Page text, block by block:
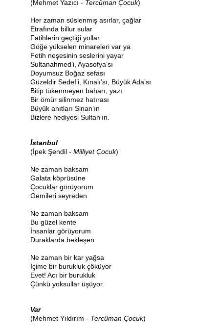
(Mehmet Yazıcı - Tercüman Çocuk)
Her zaman süslenmiş asırlar, çağlar
Etrafında billur sular
Fatihlerin geçtiği yollar
Göğe yükselen minareleri var ya
Fetih neşesinin seslerini yayar
Sultanahmed’i, Ayasofya’sı
Doyumsuz Boğaz sefası
Güzeldir Sedef’i, Kınalı’sı, Büyük Ada’sı
Bitip tükenmeyen baharı, yazı
Bir ömür silinmez hatırası
Büyük anıtları Sinan’ın
Bizlere hediyesi Sultan’ın.
İstanbul
(İpek Şendil - Milliyet Çocuk)
Ne zaman baksam
Galata köprüsüne
Çocuklar görüyorum
Gemileri seyreden
Ne zaman baksam
Bu güzel kente
İnsanlar görüyorum
Duraklarda bekleşen
Ne zaman bir kar yağsa
İçime bir burukluk çöküyor
Evet! Acı bir burukluk
Çünkü yoksullar üşüyor.
Var
(Mehmet Yıldırım - Tercüman Çocuk)